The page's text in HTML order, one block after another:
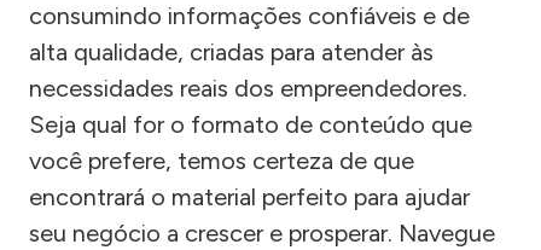
consumindo informações confiáveis e de
alta qualidade, criadas para atender às
necessidades reais dos empreendedores.
Seja qual for o formato de conteúdo que
você prefere, temos certeza de que
encontrará o material perfeito para ajudar
seu negócio a crescer e prosperar. Navegue